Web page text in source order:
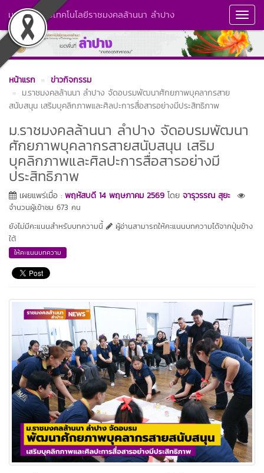
มหาวิทยาลัยเทคโนโลยีราชมงคลล้านนา ลำปาง
หน้าแรก
ข่าวกิจกรรม
ม.ราชมงคลล้านนา ลำปาง จัดอบรมพัฒนาศักยภาพบุคลากรสาย
สนับสนุน เสริมบุคลิกภาพและศิลปะการสื่อสารอย่างมีประสิทธิภาพ
ม.ราชมงคลล้านนา ลำปาง จัดอบรมพัฒนา
ศักยภาพบุคลากรสายสนับสนุน เสริม
บุคลิกภาพและศิลปะการสื่อสารอย่างมี
ประสิทธิภาพ
เผยแพร่เมื่อ : พฤหัสบดี 14 พฤษภาคม 2569 โดย จารุวรรณ สุยะ
จำนวนผู้เข้าชม 673 คน
ยังไม่มีคะแนนสำหรับบทความนี้
ผู้อ่านสามารถให้คะแนนบทความได้จากปุ่มข้าง
ใต้
ให้คะแนนบทความ